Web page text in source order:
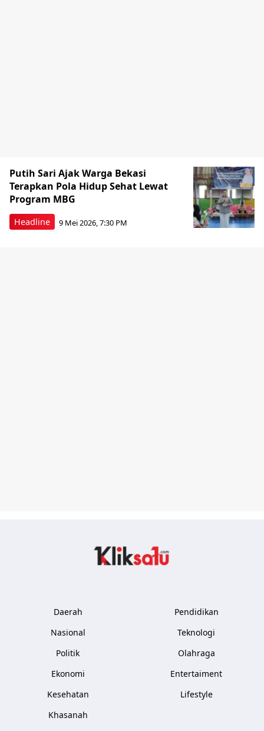
Headline
Putih Sari Ajak Warga Bekasi
Terapkan Pola Hidup Sehat Lewat
Program MBG
9 Mei 2026, 7:30 PM
Daerah
Nasional
Politik
Ekonomi
Kesehatan
Khasanah
Pendidikan
Teknologi
Olahraga
Entertaiment
Lifestyle